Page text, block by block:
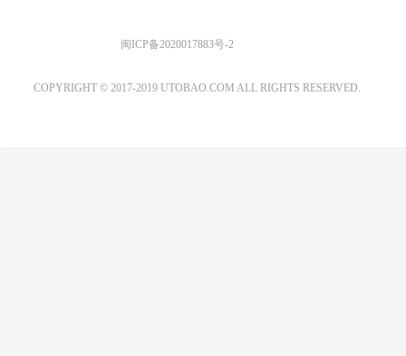
闽ICP备2020017883号-2
COPYRIGHT © 2017-2019 UTOBAO.COM ALL RIGHTS RESERVED.